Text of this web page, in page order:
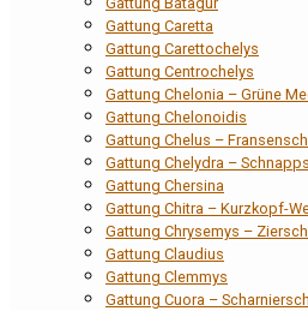
Gattung Caretta
Gattung Carettochelys
Gattung Centrochelys
Gattung Chelonia – Grüne
Gattung Chelonoidis
Gattung Chelus –
Gattung Chelydra –
Gattung Chersina
Gattung Chitra – Kurzkopf-
Gattung Chrysemys –
Gattung Claudius
Gattung Clemmys
Gattung Cuora –